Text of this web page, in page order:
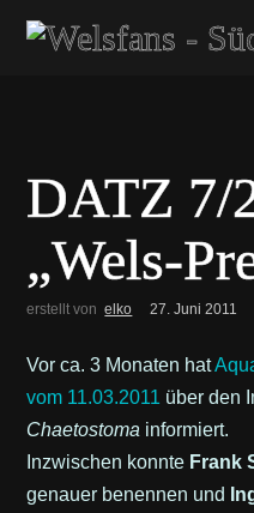
DATZ 7/
„Wels-
erstellt von elko 27. Juni 2011
Vor ca. 3 Monaten hat
vom 11.03.2011 über den
Chaetostoma informiert.
Inzwischen konnte Frank
genauer benennen und